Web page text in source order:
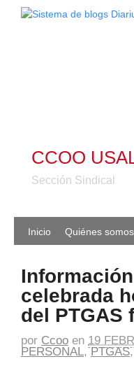
CCOO
Sección Sindical
Inicio Quiénes somos
celebrada
del PTGAS
por Ccoo en 19
PERSONAL,PTGAS